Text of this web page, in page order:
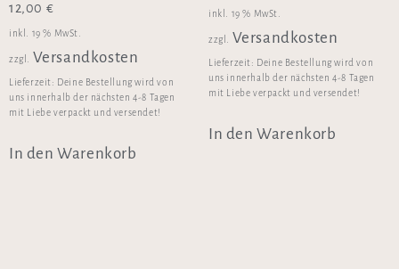
12,00 €
inkl. 19 % MwSt.
zzgl. Versandkosten
Lieferzeit: Deine Bestellung wird von
uns innerhalb der nächsten 4-8 Tagen
mit Liebe verpackt und versendet!
In den Warenkorb
inkl. 19 % MwSt.
zzgl. Versandkosten
Lieferzeit: Deine Bestellung wird von
uns innerhalb der nächsten 4-8 Tagen
mit Liebe verpackt und versendet!
In den Warenkorb